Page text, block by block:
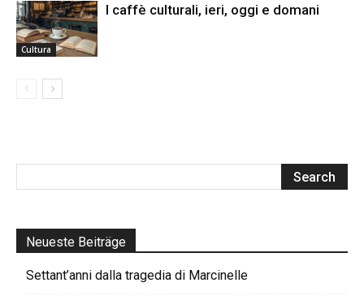
Cultura
I caffè culturali, ieri, oggi e domani
Neueste Beiträge
Settant’anni dalla tragedia di Marcinelle